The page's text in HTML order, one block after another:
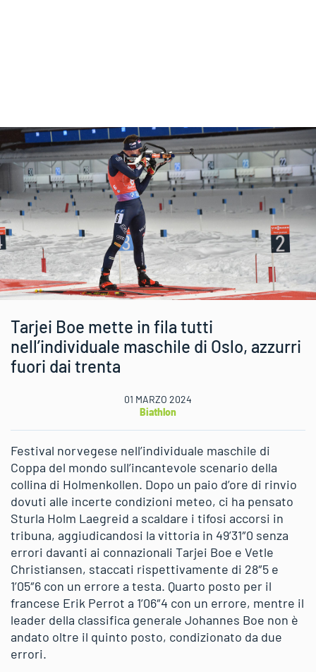
Tarjei Boe mette in fila tutti
nell’individuale maschile di Oslo, azzurri
fuori dai trenta
01 MARZO 2024
Biathlon
Festival norvegese nell’individuale maschile di
Coppa del mondo sull’incantevole scenario della
collina di Holmenkollen. Dopo un paio d’ore di rinvio
dovuti alle incerte condizioni meteo, ci ha pensato
Sturla Holm Laegreid a scaldare i tifosi accorsi in
tribuna, aggiudicandosi la vittoria in 49’31″0 senza
errori davanti ai connazionali Tarjei Boe e Vetle
Christiansen, staccati rispettivamente di 28″5 e
1’05″6 con un errore a testa. Quarto posto per il
francese Erik Perrot a 1’06″4 con un errore, mentre il
leader della classifica generale Johannes Boe non è
andato oltre il quinto posto, condizionato da due
errori.